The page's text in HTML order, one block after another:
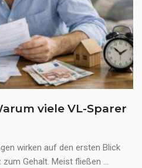
viele VL-Sparer
wirken auf den ersten Blick
Gehalt. Meist fließen ...